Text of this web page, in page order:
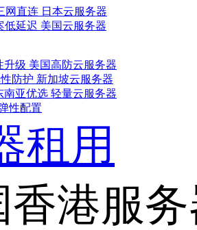
网直连 日本云服务器
低延迟 美国云服务器
升级 美国高防云服务器
防护 新加坡云服务器
南亚优选 轻量云服务器
性配置
租用
香港服